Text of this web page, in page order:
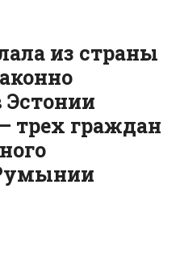
из страны
трех граждан